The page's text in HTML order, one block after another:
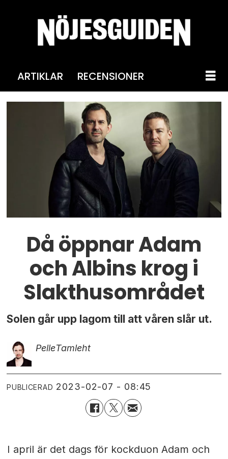
ARTIKLAR RECENSIONER
Då öppnar Adam
och Albins krog i
Slakthusområdet
Solen går upp lagom till att våren slår ut.
PelleTamleht
PUBLICERAD 2023-02-07 - 08:45
I april är det dags för kockduon Adam och